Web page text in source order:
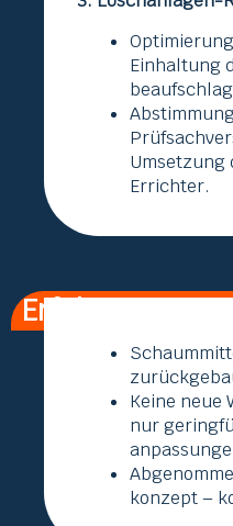
Einhaltung
Umsetzung
Errichter.
Erfolge
Keine neue
nur
konzept –